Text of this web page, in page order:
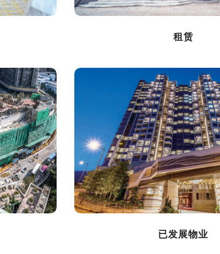
租赁
已发展物业